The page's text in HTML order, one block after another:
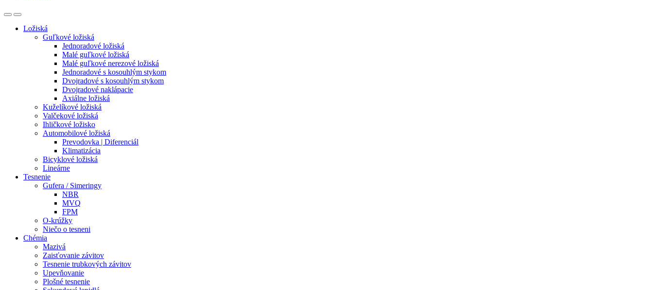
Ložiská
Guľkové ložiská
Jednoradové ložiská
Malé guľkové ložiská
Malé guľkové nerezové ložiská
Jednoradové s kosouhlým stykom
Dvojradové s kosouhlým stykom
Dvojradové naklápacie
Axiálne ložiská
Kuželíkové ložiská
Valčekové ložiská
Ihličkové ložisko
Automobilové ložiská
Prevodovka | Diferenciál
Klimatizácia
Bicyklové ložiská
Lineárne
Tesnenie
Gufera / Simeringy
NBR
MVQ
FPM
O-krúžky
Niečo o tesneni
Chémia
Mazivá
Zaisťovanie závitov
Tesnenie trubkových závitov
Upevňovanie
Plošné tesnenie